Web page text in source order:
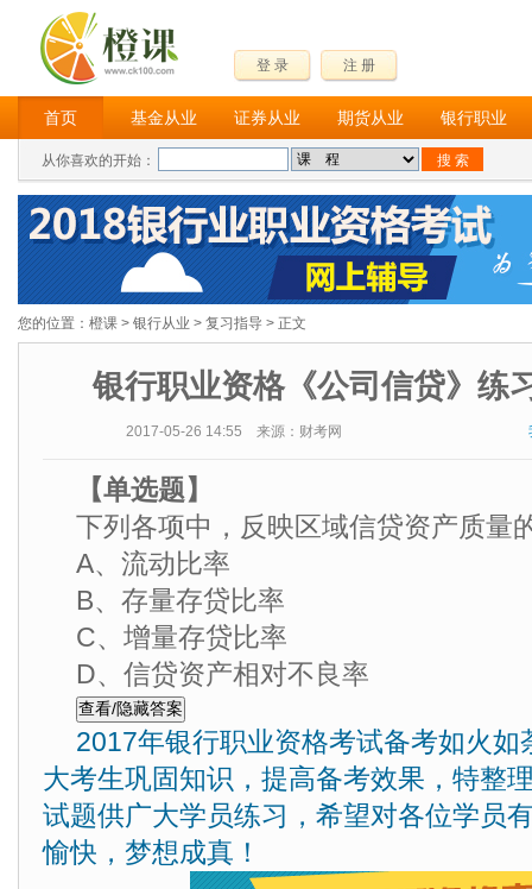
登 录 注 册
首页 基金从业 证券从业 期货从业 银行职业
从你喜欢的开始：
您的位置： 橙课 > 银行从业 > 复习指导 > 正文
银行职业资格《公司信贷》练
2017-05-26 14:55 来源：财考网
【单选题】
下列各项中，反映区域信贷资产质量
A、流动比率
B、存量存贷比率
C、增量存贷比率
D、信贷资产相对不良率
2017年银行职业资格考试备考如火如
大考生巩固知识，提高备考效果，特整
试题供广大学员练习，希望对各位学员
愉快，梦想成真！